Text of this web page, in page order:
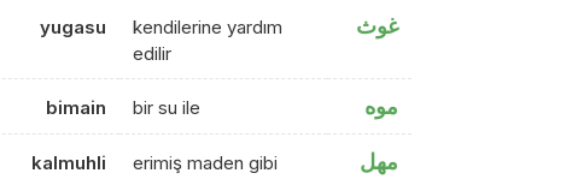
yugasu
kendilerine yardım
edilir
غوث
bimain bir su ile موه
kalmuhli erimiş maden gibi مهل